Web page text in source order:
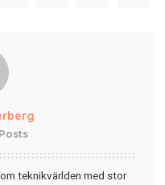
teknikvärlden med stor